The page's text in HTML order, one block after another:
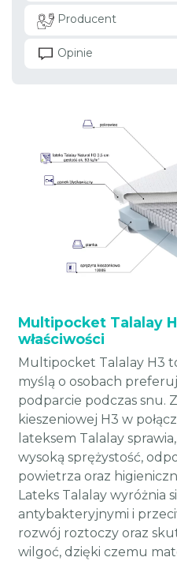
Producent
Opinie
Multipocket Talalay
właściwości
Multipocket Talalay H3
myślą o osobach
podparcie podczas snu.
kieszeniowej H3 w
lateksem Talalay
wysoką sprężystość,
powietrza oraz
Lateks Talalay wyróżnia
antybakteryjnymi i
rozwój roztoczy oraz
wilgoć, dzięki czemu